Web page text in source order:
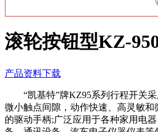
滚轮按钮型KZ-
产品资料下载
“凯基特”牌KZ95系列行程开关采
微小触点间隙，动作快速、高灵敏
的驱动手柄;广泛应用于各种家用电